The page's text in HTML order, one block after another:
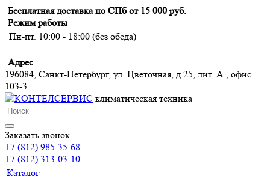
Бесплатная доставка по СПб от 15 000 руб.
Режим работы
Пн-пт. 10:00 - 18:00 (без обеда)
Адрес
196084, Санкт-Петербург, ул. Цветочная, д.25, лит. А., офис
103-3
климатическая техника
Заказать звонок
+7 (812) 985-35-68
+7 (812) 313-03-10
Каталог